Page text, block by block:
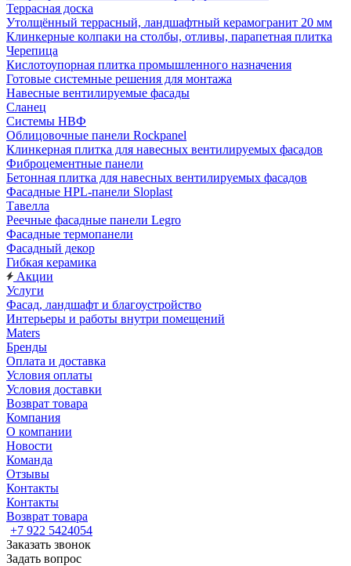
Террасная доска
Утолщённый террасный, ландшафтный керамогранит 20 мм
Клинкерные колпаки на столбы, отливы, парапетная плитка
Черепица
Кислотоупорная плитка промышленного назначения
Готовые системные решения для монтажа
Навесные вентилируемые фасады
Сланец
Системы НВФ
Облицовочные панели Rockpanel
Клинкерная плитка для навесных вентилируемых фасадов
Фиброцементные панели
Бетонная плитка для навесных вентилируемых фасадов
Фасадные HPL-панели Sloplast
Тавелла
Реечные фасадные панели Legro
Фасадные термопанели
Фасадный декор
Гибкая керамика
Акции
Услуги
Фасад, ландшафт и благоустройство
Интерьеры и работы внутри помещений
Maters
Бренды
Оплата и доставка
Условия оплаты
Условия доставки
Возврат товара
Компания
О компании
Новости
Команда
Отзывы
Контакты
Контакты
Возврат товара
+7 922 5424054
Заказать звонок
Задать вопрос